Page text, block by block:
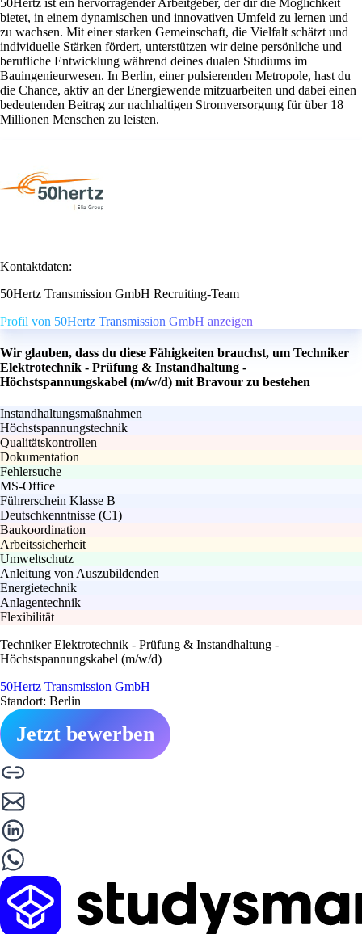
bietet, in einem dynamischen und innovativen Umfeld zu lernen und
zu wachsen. Mit einer starken Gemeinschaft, die Vielfalt schätzt und
individuelle Stärken fördert, unterstützen wir deine persönliche und
berufliche Entwicklung während deines dualen Studiums im
Bauingenieurwesen. In Berlin, einer pulsierenden Metropole, hast du
die Chance, aktiv an der Energiewende mitzuarbeiten und dabei einen
bedeutenden Beitrag zur nachhaltigen Stromversorgung für über 18
Millionen Menschen zu leisten.
Kontaktdaten:
50Hertz Transmission GmbH Recruiting-Team
Profil von 50Hertz Transmission GmbH anzeigen
Wir glauben, dass du diese Fähigkeiten brauchst, um Techniker
Elektrotechnik - Prüfung & Instandhaltung -
Höchstspannungskabel (m/w/d) mit Bravour zu bestehen
Instandhaltungsmaßnahmen
Höchstspannungstechnik
Qualitätskontrollen
Dokumentation
Fehlersuche
MS-Office
Führerschein Klasse B
Deutschkenntnisse (C1)
Baukoordination
Arbeitssicherheit
Umweltschutz
Anleitung von Auszubildenden
Energietechnik
Anlagentechnik
Flexibilität
Techniker Elektrotechnik - Prüfung & Instandhaltung -
Höchstspannungskabel (m/w/d)
50Hertz Transmission GmbH
Standort: Berlin
Jetzt bewerben